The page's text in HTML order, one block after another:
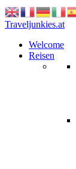
Traveljunkies.at
Welcome
Reisen